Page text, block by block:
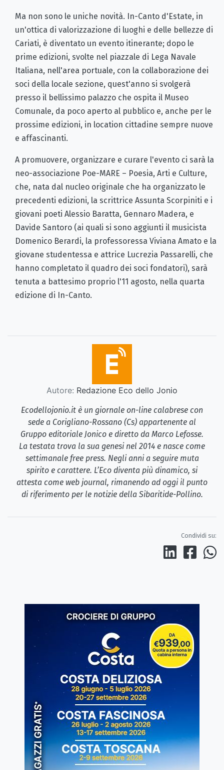
Ma non sono le uniche novità. In-Canto d'Estate, in
un'ottica di valorizzazione di luoghi e delle bellezze di
Cariati, è diventato un evento itinerante; dopo le
prime edizioni, svolte nel piazzale di Lega Navale
Italiana, nell'area portuale, con la collaborazione dei
soci della locale sezione, quest'anno si svolgerà
presso il bellissimo palazzo che ospita il Museo
Comunale, da poco aperto al pubblico e, anche per le
prossime edizioni, in location cittadine sempre nuove
e affascinanti.
A promuovere, organizzare e curare l'evento ci sarà la
neo-associazione Poe-MARE – Poesia, Arti e Culture,
che, nata dal nucleo originale che ha organizzato le
precedenti edizioni, la scrittrice Assunta Scorpiniti e i
giovani poeti Alessio Baratta, Gennaro Madera, e
Davide Santoro (ai quali si sono aggiunti il musicista
Domenico Berardi, la professoressa Viviana Amato e la
giovane studentessa e attrice Lucrezia Passarelli, che
hanno completato il quadro dei soci fondatori), sarà
tenuta a battesimo proprio l'11 agosto, nella quarta
edizione di In-Canto.
Autore: Redazione Eco dello Jonio
Ecodellojonio.it è un giornale on-line calabrese con
sede a Corigliano-Rossano (Cs) appartenente al
Gruppo editoriale Jonico e diretto da Marco Lefosse.
La testata trova la sua genesi nel 2014 e nasce come
settimanale free press. Negli anni a seguire muta
spirito e carattere. L’Eco diventa più dinamico, si
attesta come web journal, rimanendo ad oggi il punto
di riferimento per le notizie della Sibaritide-Pollino.
Condividi su: